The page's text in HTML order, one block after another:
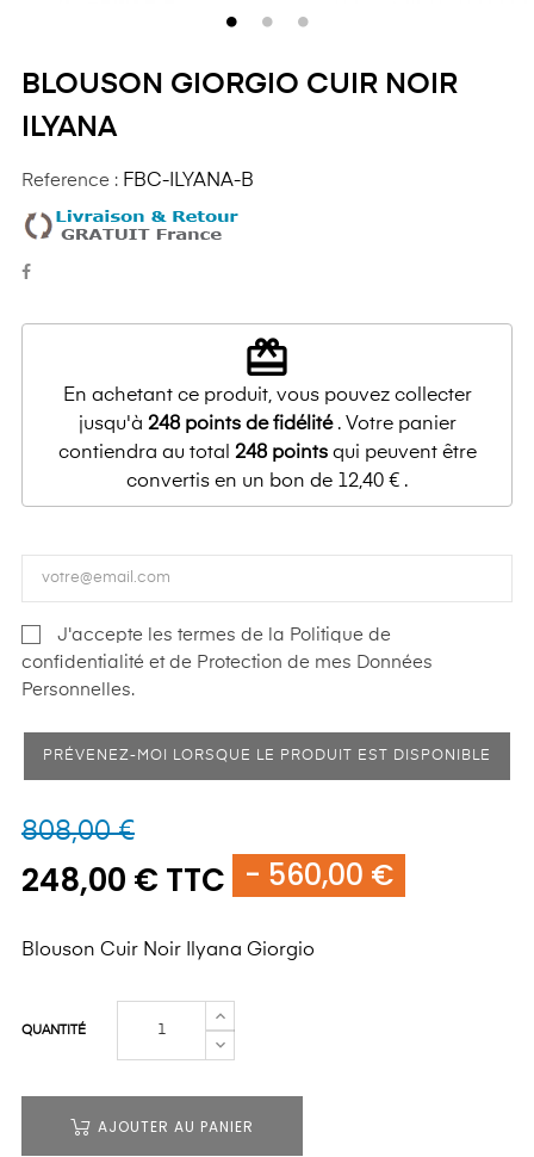
BLOUSON GIORGIO CUIR NOIR
ILYANA
Reference : FBC-ILYANA-B
redeem
En achetant ce produit, vous pouvez collecter
jusqu'à 248points de fidélité. Votre panier
contiendra au total 248pointsqui peuvent être
convertis en un bon de 12,40 € .
J'accepte les termes de la Politique de
confidentialité et de Protection de mes Données
Personnelles.
PRÉVENEZ-MOI LORSQUE LE PRODUIT EST DISPONIBLE
808,00 €
248,00 € TTC - 560,00 €
Blouson Cuir Noir Ilyana Giorgio
QUANTITÉ
AJOUTER AU PANIER